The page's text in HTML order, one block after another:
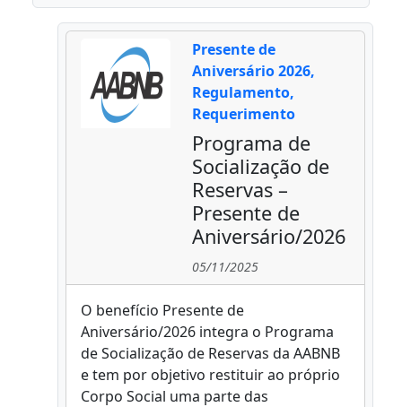
Presente de
Aniversário 2026,
Regulamento,
Requerimento
Programa de
Socialização de
Reservas –
Presente de
Aniversário/2026
05/11/2025
O benefício Presente de
Aniversário/2026 integra o Programa
de Socialização de Reservas da AABNB
e tem por objetivo restituir ao próprio
Corpo Social uma parte das